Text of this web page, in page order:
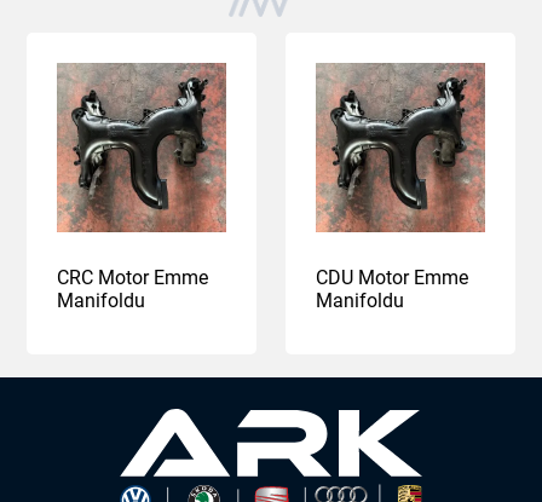
CRC Motor Emme
Manifoldu
CDU Motor Emme
Manifoldu